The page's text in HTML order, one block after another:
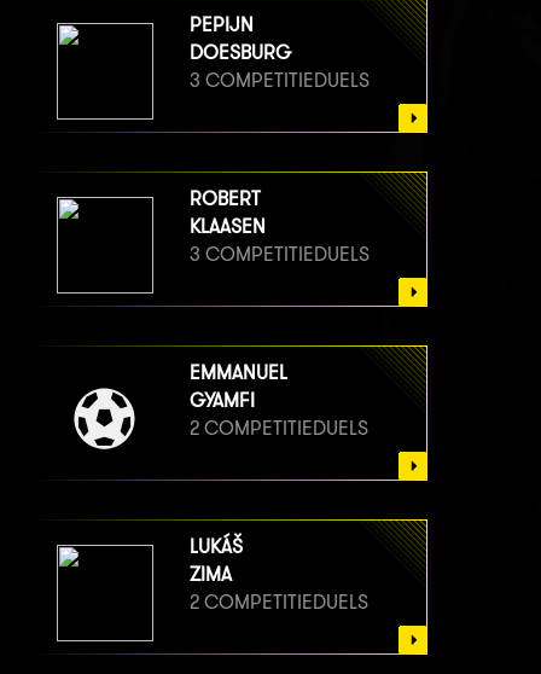
PEPIJN
DOESBURG
3 COMPETITIEDUELS
ROBERT
KLAASEN
3 COMPETITIEDUELS
EMMANUEL
GYAMFI
2 COMPETITIEDUELS
LUKÁŠ
ZIMA
2 COMPETITIEDUELS